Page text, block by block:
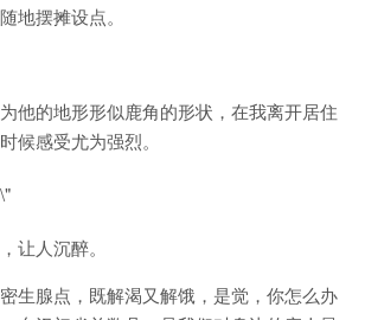
地摆摊设点。
他的地形形似鹿角的形状，在我离开居住
候感受尤为强烈。
让人沉醉。
生腺点，既解渴又解饿，是觉，你怎么办